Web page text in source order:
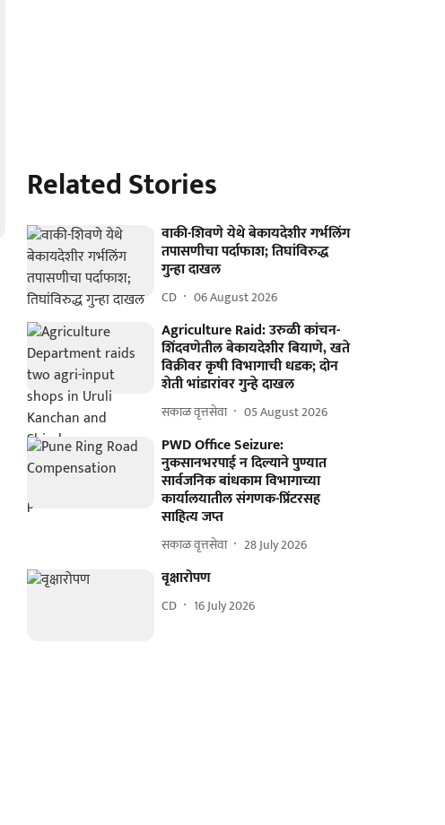
Related Stories
वाकी-शिवणे येथे बेकायदेशीर गर्भलिंग
तपासणीचा पर्दाफाश; तिघांविरुद्ध
गुन्हा दाखल
CD 06 August 2026
Agriculture Raid: उरुळी कांचन-
शिंदवणेतील बेकायदेशीर बियाणे, खते
विक्रीवर कृषी विभागाची धडक; दोन
शेती भांडारांवर गुन्हे दाखल
सकाळ वृत्तसेवा 05 August 2026
PWD Office Seizure:
नुकसानभरपाई न दिल्याने पुण्यात
सार्वजनिक बांधकाम विभागाच्या
कार्यालयातील संगणक-प्रिंटरसह
साहित्य जप्त
सकाळ वृत्तसेवा 28 July 2026
वृक्षारोपण
CD 16 July 2026